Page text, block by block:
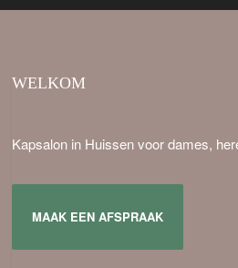
WELKOM
Kapsalon in Huissen voor dames,
MAAK EEN AFSPRAAK